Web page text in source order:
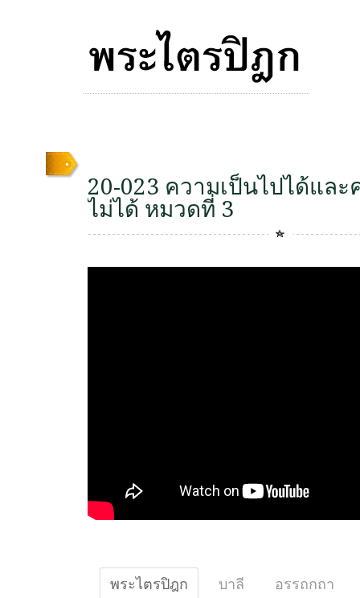
20-023 ความเป็นไปได้และ
ไม่ได้ หมวดที่ 3
พระไตรปิฎก บาลี อรรถกถา